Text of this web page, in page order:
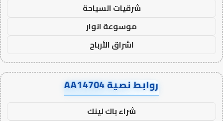
شرقيات السياحة
موسوعة انوار
اشراق الأرباح
روابط نصية AA14704
شراء باك لينك